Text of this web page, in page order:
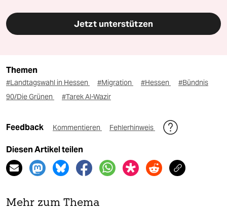
Jetzt unterstützen
Themen
#Landtagswahl in Hessen #Migration #Hessen
#Bündnis
90/Die Grünen
#Tarek Al-Wazir
Feedback Kommentieren Fehlerhinweis
Diesen Artikel teilen
Mehr zum Thema